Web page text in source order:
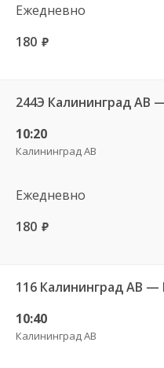
Ежедневно
180 руб.
244Э Калининград АВ
10:20
Калининград АВ
Ежедневно
180 руб.
116 Калининград АВ —
10:40
Калининград АВ